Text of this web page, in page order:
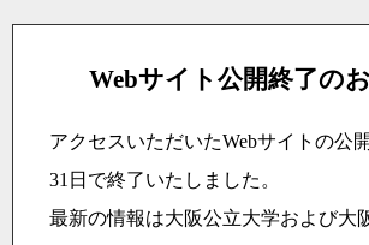
Webサイト公開終了の
アクセスいただいたWebサイトの公
31日で終了いたしました。
最新の情報は大阪公立大学および大